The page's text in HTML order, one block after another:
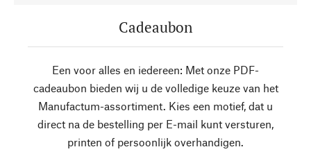
Cadeaubon
Een voor alles en iedereen: Met onze PDF-
cadeaubon bieden wij u de volledige keuze van het
Manufactum-assortiment. Kies een motief, dat u
direct na de bestelling per E-mail kunt versturen,
printen of persoonlijk overhandigen.